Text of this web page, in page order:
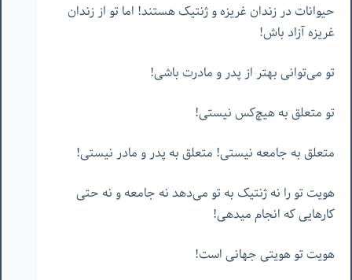
حیوانات در زندان غریزه و ژنتیک هستند! اما تو از زندان
غریزه آزاد باش!
تو می‌توانی بهتر از پدر و مادرت باشی!
تو متعلق به هیچ‌کس نیستی!
متعلق به جامعه نیستی! متعلق به پدر و مادر نیستی!
هویت تو را نه ژنتیک به تو می‌دهد نه جامعه و نه حتی
کارهایی که انجام میدهی!
هویت تو هویتی جهانی است!